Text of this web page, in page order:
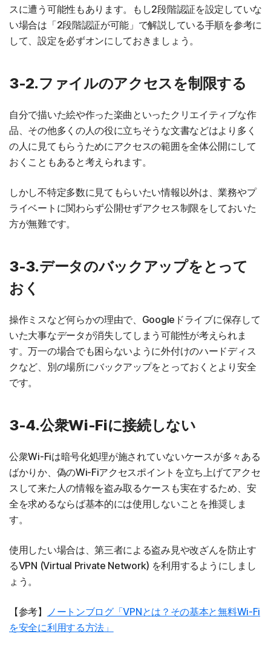
スに遭う可能性もあります。もし2段階認証を設定していな
い場合は「2段階認証が可能」で解説している手順を参考に
して、設定を必ずオンにしておきましょう。
3-2.ファイルのアクセスを制限する
自分で描いた絵や作った楽曲といったクリエイティブな作
品、その他多くの人の役に立ちそうな文書などはより多く
の人に見てもらうためにアクセスの範囲を全体公開にして
おくこともあると考えられます。
しかし不特定多数に見てもらいたい情報以外は、業務やプ
ライベートに関わらず公開せずアクセス制限をしておいた
方が無難です。
3-3.データのバックアップをとって
おく
操作ミスなど何らかの理由で、Googleドライブに保存して
いた大事なデータが消失してしまう可能性が考えられま
す。万一の場合でも困らないように外付けのハードディス
クなど、別の場所にバックアップをとっておくとより安全
です。
3-4.公衆Wi-Fiに接続しない
公衆Wi-Fiは暗号化処理が施されていないケースが多々ある
ばかりか、偽のWi-Fiアクセスポイントを立ち上げてアクセ
スして来た人の情報を盗み取るケースも実在するため、安
全を求めるならば基本的には使用しないことを推奨しま
す。
使用したい場合は、第三者による盗み見や改ざんを防止す
るVPN (Virtual Private Network) を利用するようにしまし
ょう。
【参考】
ノートンブログ「VPNとは？その基本と無料Wi-Fi
を安全に利用する方法」